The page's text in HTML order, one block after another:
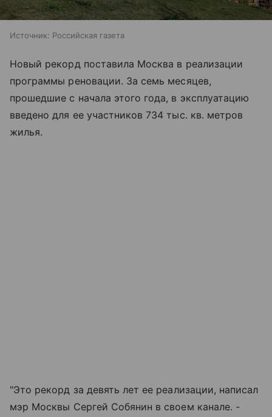
Источник: Российская газета
Новый рекорд поставила Москва в реализации
программы реновации. За семь месяцев,
прошедшие с начала этого года, в эксплуатацию
введено для ее участников 734 тыс. кв. метров
жилья.
"Это рекорд за девять лет ее реализации, написал
мэр Москвы Сергей Собянин в своем канале. -